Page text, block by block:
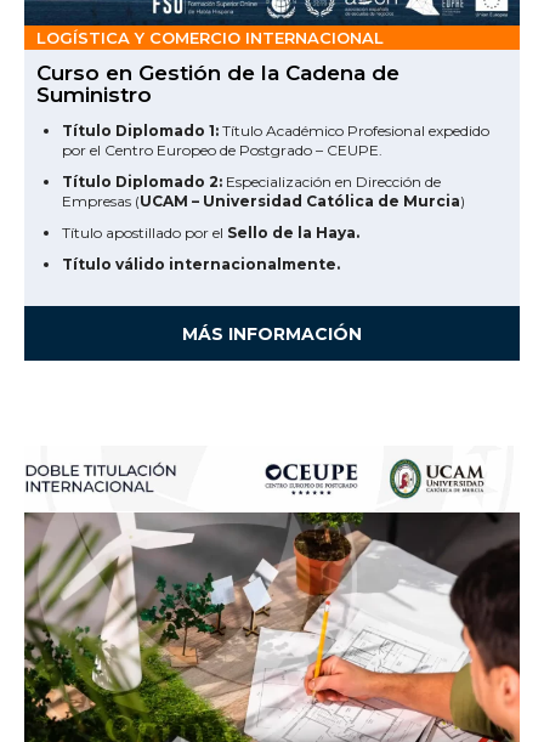
LOGÍSTICA Y COMERCIO INTERNACIONAL
Curso en Gestión de la Cadena de
Suministro
Título Diplomado 1: Título Académico Profesional expedido
por el Centro Europeo de Postgrado – CEUPE.
Título Diplomado 2: Especialización en Dirección de
Empresas (UCAM – Universidad Católica de Murcia)
Título apostillado por el Sello de la Haya.
Título válido internacionalmente.
MÁS INFORMACIÓN